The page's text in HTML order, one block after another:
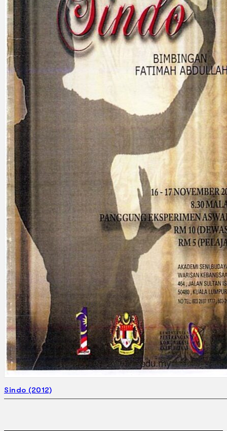
Gelintar
Sindo (2012)